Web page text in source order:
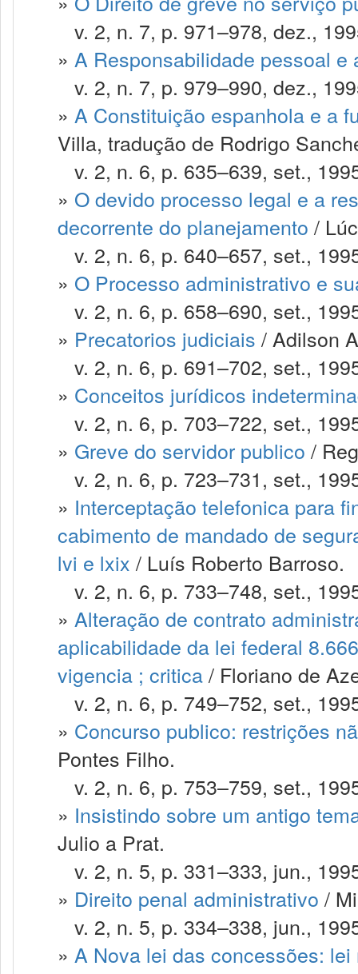
v. 2, n. 7, p. 971–978, dez.,
» A Responsabilidade pessoal e
v. 2, n. 7, p. 979–990, dez.,
» A Constituição espanhola e a
Villa, tradução de Rodrigo
v. 2, n. 6, p. 635–639, set.,
» O devido processo legal e a
decorrente do planejamento /
v. 2, n. 6, p. 640–657, set.,
» O Processo administrativo e
v. 2, n. 6, p. 658–690, set.,
» Precatorios judiciais / Adilson
v. 2, n. 6, p. 691–702, set.,
» Conceitos jurídicos
v. 2, n. 6, p. 703–722, set.,
» Greve do servidor publico /
v. 2, n. 6, p. 723–731, set.,
» Interceptação telefonica para
cabimento de mandado de
lvi e lxix / Luís Roberto Barroso.
v. 2, n. 6, p. 733–748, set.,
» Alteração de contrato
aplicabilidade da lei federal
vigencia ; critica/ Floriano de
v. 2, n. 6, p. 749–752, set.,
» Concurso publico: restrições
Pontes Filho.
v. 2, n. 6, p. 753–759, set.,
» Insistindo sobre um antigo
Julio a Prat.
v. 2, n. 5, p. 331–333, jun.,
» Direito penal administrativo /
v. 2, n. 5, p. 334–338, jun.,
» A Nova lei das concessões: